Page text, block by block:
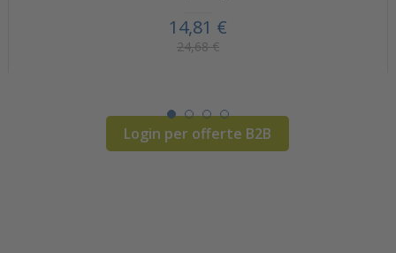
14,81 €
24,68 €
Login per offerte B2B